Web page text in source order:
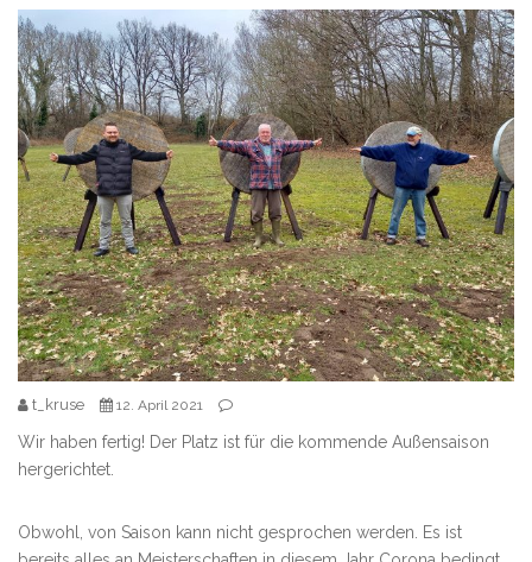
t_kruse 12. April 2021
Wir haben fertig! Der Platz ist für die kommende Außensaison
hergerichtet.
Obwohl, von Saison kann nicht gesprochen werden. Es ist